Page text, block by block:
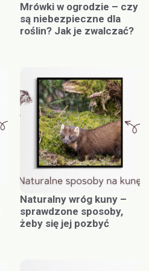
Mrówki w ogrodzie – czy
są niebezpieczne dla
roślin? Jak je zwalczać?
Naturalny wróg kuny –
sprawdzone sposoby,
żeby się jej pozbyć